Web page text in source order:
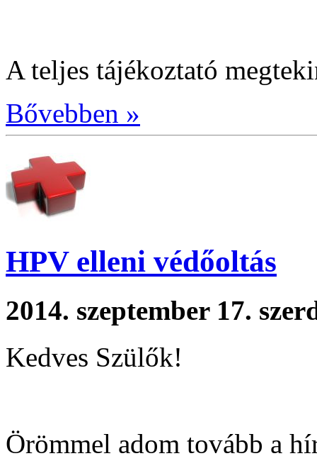
A teljes tájékoztató
Bővebben »
HPV elleni védőoltás
2014. szeptember 17.
Kedves Szülők!
Örömmel adom tovább a